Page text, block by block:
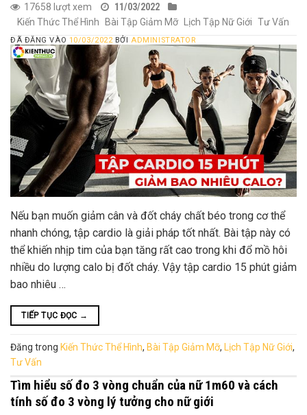
17658 lượt xem
11/03/2022
Kiến Thức Thể Hình
Bài Tập Giảm Mỡ Lịch Tập Nữ Giới Tư Vấn
ĐÃ ĐĂNG VÀO 10/03/2022BỞIADMINISTRATOR
Nếu bạn muốn giảm cân và đốt cháy chất béo trong cơ thể
nhanh chóng, tập cardio là giải pháp tốt nhất. Bài tập này có
thể khiến nhịp tim của bạn tăng rất cao trong khi đổ mồ hôi
nhiều do lượng calo bị đốt cháy. Vậy tập cardio 15 phút giảm
bao nhiêu …
TIẾP TỤC ĐỌC →
Đăng trong Kiến Thức Thể Hình, Bài Tập Giảm Mỡ, Lịch Tập Nữ Giới,
Tư Vấn
Tìm hiểu số đo 3 vòng chuẩn của nữ 1m60 và cách
tính số đo 3 vòng lý tưởng cho nữ giới